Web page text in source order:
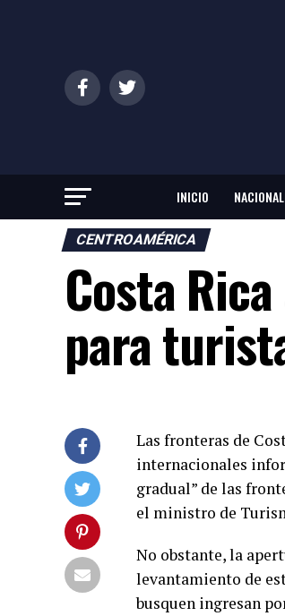
INICIO
CENTROAMÉRICA
Costa
para
Las fronteras de
internacionales
gradual” de las
el ministro de
No obstante, la
levantamiento de
busquen ingresan